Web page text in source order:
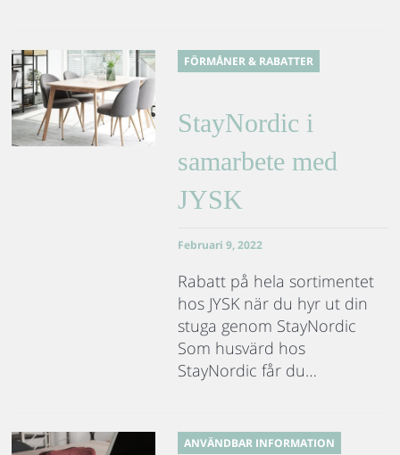
FÖRMÅNER & RABATTER
StayNordic i
samarbete med
JYSK
Februari 9, 2022
Rabatt på hela sortimentet
hos JYSK när du hyr ut din
stuga genom StayNordic
Som husvärd hos
StayNordic får du…
ANVÄNDBAR INFORMATION